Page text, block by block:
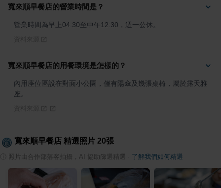
寬來順早餐店的營業時間是？
營業時間為早上04:30至中午12:30，週一公休。
寬來順早餐店的用餐環境是怎樣的？
內用座位區設在對面小公園，僅有陽傘及幾張桌椅，屬於露天雅
座。
寬來順早餐店 精選照片 20張
照片由合作部落客拍攝，AI 協助篩選精選 了解我們如何精選